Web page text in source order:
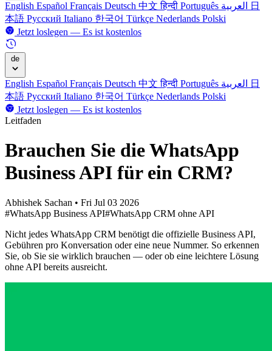
English Español Français Deutsch 中文हिन्दी Português
日
本語 Русский Italiano 한국어 Türkçe Nederlands Polski
Jetzt loslegen — Es ist kostenlos
de
English Español Français Deutsch 中文हिन्दी Português
日
本語 Русский Italiano 한국어 Türkçe Nederlands Polski
Jetzt loslegen — Es ist kostenlos
Leitfaden
Brauchen Sie die WhatsApp
Business API für ein CRM?
Abhishek Sachan • Fri Jul 03 2026
#WhatsApp Business API#WhatsApp CRM ohne API
Nicht jedes WhatsApp CRM benötigt die offizielle Business API,
Gebühren pro Konversation oder eine neue Nummer. So erkennen
Sie, ob Sie sie wirklich brauchen — oder ob eine leichtere Lösung
ohne API bereits ausreicht.